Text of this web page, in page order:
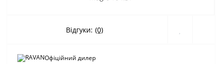
Відгуки: (0)
Офіційний дилер